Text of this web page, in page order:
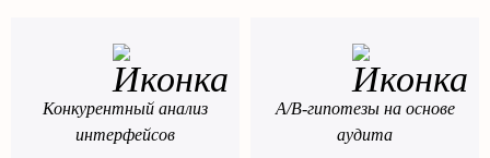
Конкурентный анализ
интерфейсов
А/В-гипотезы на основе
аудита